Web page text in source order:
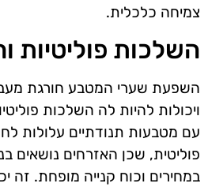
צמיחה כלכלית.
השלכות פוליטיות
השפעת שערי המטבע חורגת
ויכולות להיות לה השלכות
עם מטבעות תנודתיים עלולות
פוליטית, שכן האזרחים נושאים
במחירים וכוח קנייה מופחת. זה